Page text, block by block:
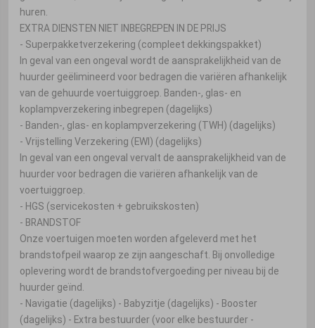
huren.
EXTRA DIENSTEN NIET INBEGREPEN IN DE PRIJS
- Superpakketverzekering (compleet dekkingspakket)
In geval van een ongeval wordt de aansprakelijkheid van de
huurder geëlimineerd voor bedragen die variëren afhankelijk
van de gehuurde voertuiggroep. Banden-, glas- en
koplampverzekering inbegrepen (dagelijks)
- Banden-, glas- en koplampverzekering (TWH) (dagelijks)
- Vrijstelling Verzekering (EWI) (dagelijks)
In geval van een ongeval vervalt de aansprakelijkheid van de
huurder voor bedragen die variëren afhankelijk van de
voertuiggroep.
- HGS (servicekosten + gebruikskosten)
- BRANDSTOF
Onze voertuigen moeten worden afgeleverd met het
brandstofpeil waarop ze zijn aangeschaft. Bij onvolledige
oplevering wordt de brandstofvergoeding per niveau bij de
huurder geïnd.
- Navigatie (dagelijks) - Babyzitje (dagelijks) - Booster
(dagelijks) - Extra bestuurder (voor elke bestuurder -